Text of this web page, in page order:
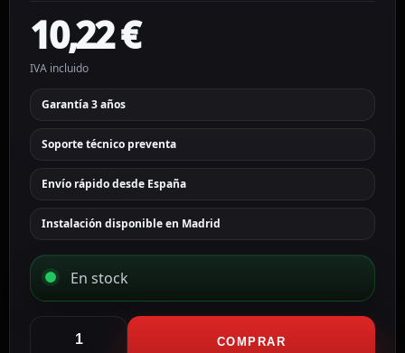
10,22€
IVA incluido
Garantía 3 años
Soporte técnico preventa
Envío rápido desde España
Instalación disponible en Madrid
En stock
COMPRAR